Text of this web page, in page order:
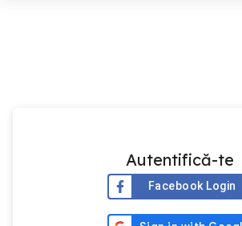
Autentifică-te
Facebook Login